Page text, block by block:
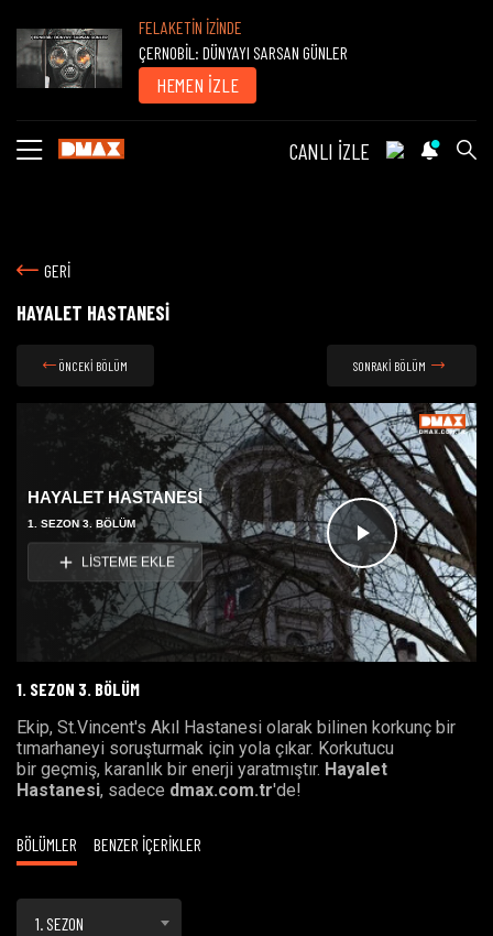
FELAKETİN İZİNDE
ÇERNOBİL: DÜNYAYI SARSAN GÜNLER
HEMEN İZLE
CANLI İZLE
GERİ
HAYALET HASTANESİ
ÖNCEKİ BÖLÜM SONRAKİ BÖLÜM
Videoyu
Oynat
HAYALET HASTANESİ
1. SEZON 3. BÖLÜM
LİSTEME EKLE
1. SEZON 3. BÖLÜM
Ekip, St.Vincent's Akıl Hastanesi olarak bilinen korkunç bir
tımarhaneyi soruşturmak için yola çıkar. Korkutucu
bir geçmiş, karanlık bir enerji yaratmıştır. Hayalet
Hastanesi, sadece dmax.com.tr'de!
BÖLÜMLER BENZER İÇERİKLER
1. SEZON